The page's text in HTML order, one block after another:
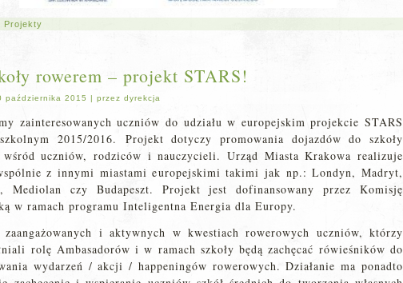
Projekty
rowerem – projekt STARS!
października 2015 | przez dyrekcja
zainteresowanych uczniów do udziału w europejskim projekcie STARS
2015/2016. Projekt dotyczy promowania dojazdów do szkoły
wśród uczniów, rodziców i nauczycieli. Urząd Miasta Krakowa realizuje
z innymi miastami europejskimi takimi jak np.: Londyn, Madryt,
Mediolan czy Budapeszt. Projekt jest dofinansowany przez Komisję
w ramach programu Inteligentna Energia dla Europy.
zaangażowanych i aktywnych w kwestiach rowerowych uczniów, którzy
rolę Ambasadorów i w ramach szkoły będą zachęcać rówieśników do
wydarzeń / akcji / happeningów rowerowych. Działanie ma ponadto